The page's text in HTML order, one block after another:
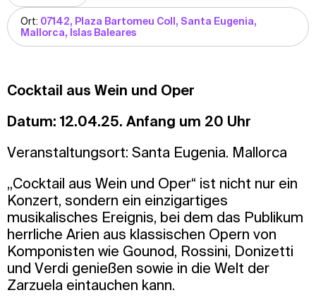
Ort: 07142, Plaza Bartomeu Coll, Santa Eugenia,
Mallorca, Islas Baleares
Cocktail aus Wein und Oper
Datum: 12.04.25. Anfang um 20 Uhr
Veranstaltungsort: Santa Eugenia. Mallorca
„Cocktail aus Wein und Oper“ ist nicht nur ein
Konzert, sondern ein einzigartiges
musikalisches Ereignis, bei dem das Publikum
herrliche Arien aus klassischen Opern von
Komponisten wie Gounod, Rossini, Donizetti
und Verdi genießen sowie in die Welt der
Zarzuela eintauchen kann.